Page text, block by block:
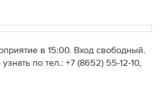
в 15:00. Вход свободный.
по тел.: +7 (8652) 55-12-10,